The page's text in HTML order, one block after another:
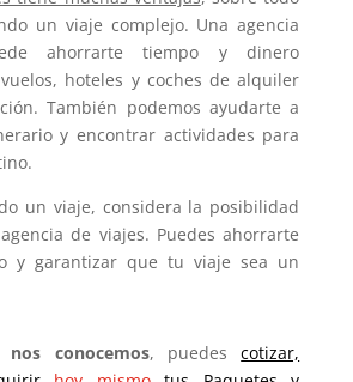
un viaje complejo. Una agencia
ahorrarte tiempo y dinero
hoteles y coches de alquiler
También podemos ayudarte a
y encontrar actividades para
un viaje, considera la posibilidad
de viajes. Puedes ahorrarte
y garantizar que tu viaje sea un
conocemos, puedescotizar,